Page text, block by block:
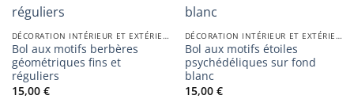
DÉCORATION INTÉRIEUR ET EXTÉRIEUR
Bol aux motifs berbères
géométriques fins et
réguliers
15,00 €
DÉCORATION INTÉRIEUR ET EXTÉRIEUR
Bol aux motifs étoiles
psychédéliques sur fond
blanc
15,00 €